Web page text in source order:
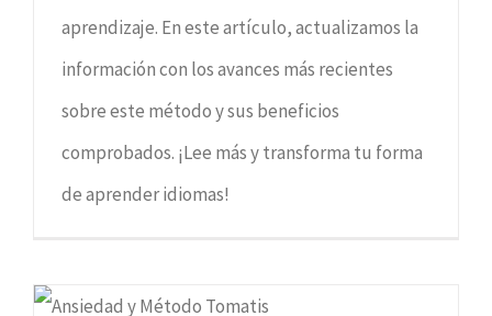
aprendizaje. En este artículo, actualizamos la
información con los avances más recientes
sobre este método y sus beneficios
comprobados. ¡Lee más y transforma tu forma
de aprender idiomas!